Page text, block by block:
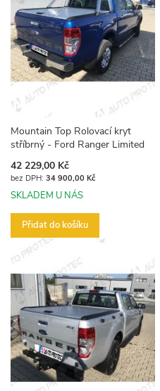
Mountain Top Rolovací kryt
stříbrný - Ford Ranger Limited
42 229,00 Kč
34 900,00 Kč
SKLADEM U NÁS
Přidat do košíku